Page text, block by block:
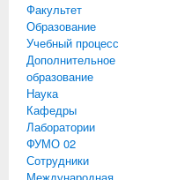
Факультет
Образование
Учебный процесс
Дополнительное
образование
Наука
Кафедры
Лаборатории
ФУМО 02
Сотрудники